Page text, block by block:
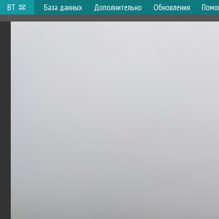
ВТ База данных Дополнительно Обновления